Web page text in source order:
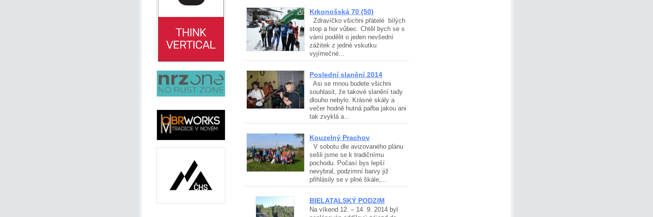
Krkonošská 70 (50)
Zdravíčko všichni přátelé bílých
stop a hor vůbec. Chtěl bych se s
vámi podělit o jeden nevšední
zážitek z jedné vskutku
vyjímečné...
Poslední slanění 2014
Asi se mnou budete všichni
souhlasit, že takové slanění tady
dlouho nebylo. Krásné skály a
večer hodně hutná pařba jakou ani
tak zvyklá a...
Kouzelný Prachov
V sobotu dle avizovaného plánu
sešli jsme se k tradičnímu
pochodu. Počasí bys lepší
nevybral, podzimní barvy již
přihlásily se v plné škále,...
BIELATALSKÝ PODZIM
Na víkend 12. – 14. 9. 2014 byl